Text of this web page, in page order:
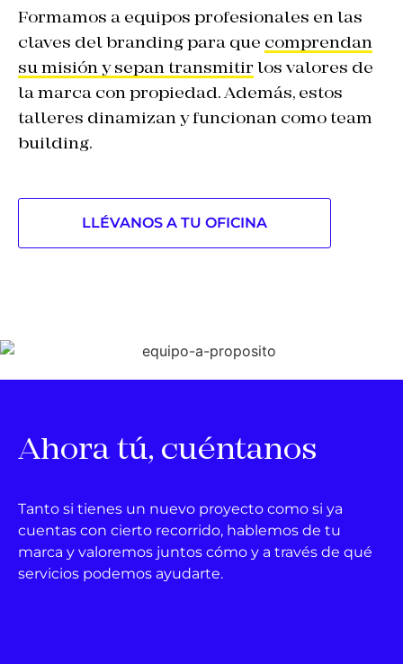
Formamos a equipos profesionales en las
claves del branding para que comprendan
su misión y sepan transmitir los valores de
la marca con propiedad. Además, estos
talleres dinamizan y funcionan como team
building.
LLÉVANOS A TU OFICINA
Ahora tú, cuéntanos
Tanto si tienes un nuevo proyecto como si ya
cuentas con cierto recorrido, hablemos de tu
marca y valoremos juntos cómo y a través de qué
servicios podemos ayudarte.